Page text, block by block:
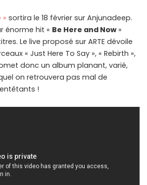
» sortira le 18 février sur Anjunadeep.
énorme hit « Be Here and Now»
Le live proposé sur ARTE dévoile
« Just Here To Say », « Rebirth »,
donc un album planant, varié,
on retrouvera pas mal de
!